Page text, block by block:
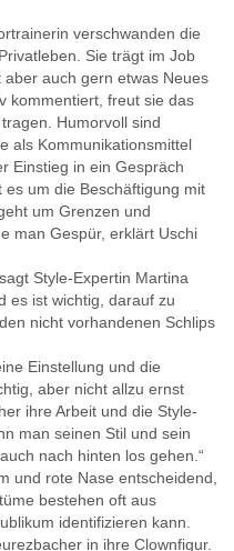
#7 - Schwarz geht immer -
#6 - Gewusst wie -
#5 - Warum man keinen
#4 - Vom Fleischhauer
#3 - Warum ein
#2 - Eine falsche
#1 - Schnäppchenjägerin
- Wie kommt das Herz
verschwanden die
Sie trägt im Job
auch gern etwas Neues
kommentiert, freut sie das
Humorvoll sind
als Kommunikationsmittel
Einstieg in ein Gespräch
um die Beschäftigung mit
um Grenzen und
man Gespür, erklärt Uschi
Style-Expertin Martina
es ist wichtig, darauf zu
nicht vorhandenen Schlips
Einstellung und die
aber nicht allzu ernst
ihre Arbeit und die Style-
man seinen Stil und sein
nach hinten los gehen.“
und rote Nase entscheidend,
bestehen oft aus
identifizieren kann.
in ihre Clownfigur.